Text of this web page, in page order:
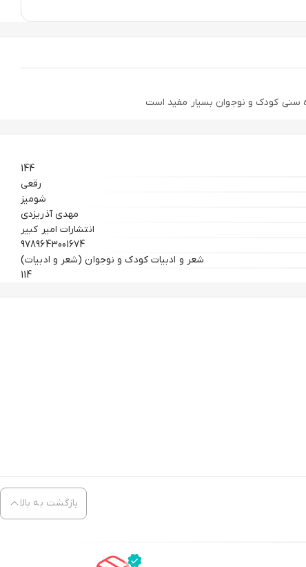
144
رقعی
شومیز
مهدي آذريزدي
انتشارات امير كبير
9789643001674
شعر و ادبیات کودک و نوجوان (شعر و ادبیات)
114
بازگشت به بالا